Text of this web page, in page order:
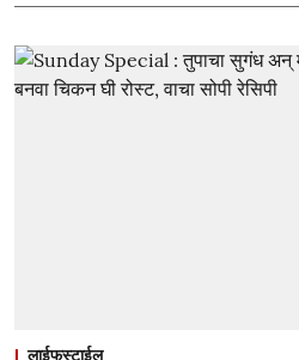
लाईफस्टाईल